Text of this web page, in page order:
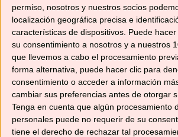
permiso, nosotros y nuestros socios
localización geográfica precisa e
características de dispositivos. Puede
su consentimiento a nosotros y a nuestros
que llevemos a cabo el procesamiento
forma alternativa, puede hacer clic para
consentimiento o acceder a información
cambiar sus preferencias antes de otorgar
Tenga en cuenta que algún procesamiento
personales puede no requerir de su
tiene el derecho de rechazar tal
Categorías
Recetas de postres y dulces
Etiquetas
amasadora ,Cecotec,fresas
genovesa de cebolla,recetas
tarta de manzana, twist&fusion
2 comentarios